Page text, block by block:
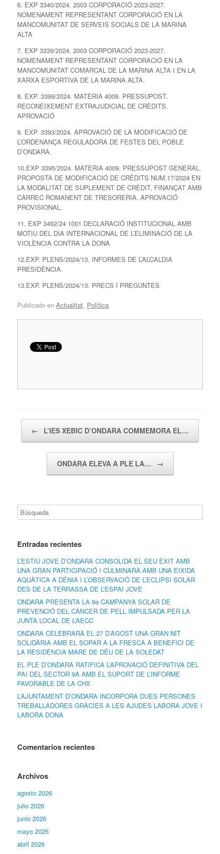
6. EXP 3340/2024. 2003 CORPORACIÓ 2023-2027.
NOMENAMENT REPRESENTANT CORPORACIÓ EN LA
MANCOMUNITAT DE SERVEIS SOCIALS DE LA MARINA
ALTA
7. EXP 3339/2024. 2003 CORPORACIÓ 2023-2027.
NOMENAMENT REPRESENTANT CORPORACIÓ EN LA
MANCOMUNITAT COMARCAL DE LA MARINA ALTA I EN LA
XARXA ESPORTIVA DE LA MARINA ALTA.
8. EXP. 3399/2024. MATÈRIA 4009. PRESSUPOST.
RECONEIXEMENT EXTRAJUDICIAL DE CRÈDITS.
APROVACIÓ
9. EXP. 3393/2024. APROVACIÓ DE LA MODIFICACIÓ DE
L’ORDENANÇA REGULADORA DE FESTES DEL POBLE
D’ONDARA.
10.EXP 3395/2024. MATÈRIA 4009. PRESSUPOST GENERAL.
PROPOSTA DE MODIFICACIÓ DE CRÈDITS NUM.17/2024 EN
LA MODALITAT DE SUPLEMENT DE CRÈDIT, FINANÇAT AMB
CÀRREC ROMANENT DE TRESORERIA. APROVACIÓ
PROVISIONAL.
11. EXP 3492/24 1001 DECLARACIÓ INSTITUCIONAL AMB
MOTIU DEL DIA INTERNACIONAL DE L’ELIMINACIÓ DE LA
VIOLÈNCIA CONTRA LA DONA
12.EXP. PLENS/2024/13. INFORMES DE L’ALCALDIA
PRESIDÈNCIA.
13.EXP. PLENS/2024/13. PRECS I PREGUNTES
Publicado en Actualitat, Política.
← L’IES XEBIC D’ONDARA COMMEMORA EL…
ONDARA ELEVA A PLE LA… →
Entradas recientes
L’ESTIU JOVE D’ONDARA CONSOLIDA EL SEU ÈXIT AMB
UNA GRAN PARTICIPACIÓ I CULMINARÀ AMB UNA EIXIDA
AQUÀTICA A DÉNIA I L’OBSERVACIÓ DE L’ECLIPSI SOLAR
DES DE LA TERRASSA DE L’ESPAI JOVE
ONDARA PRESENTA LA 9a CAMPANYA SOLAR DE
PREVENCIÓ DEL CÀNCER DE PELL IMPULSADA PER LA
JUNTA LOCAL DE L’AECC
ONDARA CELEBRARÀ EL 27 D’AGOST UNA GRAN NIT
SOLIDÀRIA AMB EL SOPAR A LA FRESCA A BENEFICI DE
LA RESIDÈNCIA MARE DE DÉU DE LA SOLEDAT
EL PLE D’ONDARA RATIFICA L’APROVACIÓ DEFINITIVA DEL
PAI DEL SECTOR 9A AMB EL SUPORT DE L’INFORME
FAVORABLE DE LA CHX
L’AJUNTAMENT D’ONDARA INCORPORA DUES PERSONES
TREBALLADORES GRÀCIES A LES AJUDES LABORA JOVE I
LABORA DONA
Comentarios recientes
Archivos
agosto 2026
julio 2026
junio 2026
mayo 2026
abril 2026